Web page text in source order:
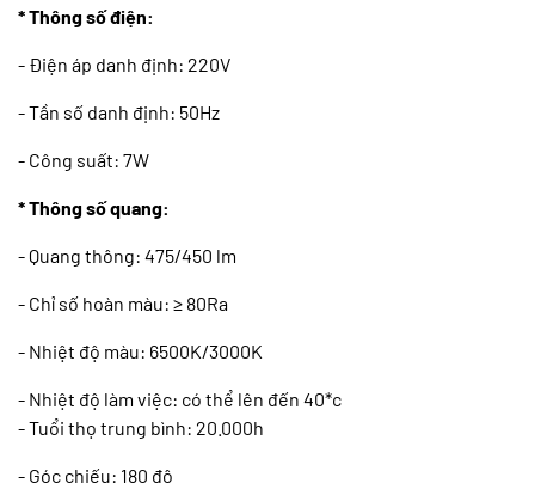
* Thông số điện:
- Điện áp danh định: 220V
- Tần số danh định: 50Hz
- Công suất: 7W
* Thông số quang:
- Quang thông: 475/450 lm
- Chỉ số hoàn màu: ≥ 80Ra
- Nhiệt độ màu: 6500K/3000K
- Nhiệt độ làm việc: có thể lên đến 40*c
- Tuổi thọ trung bình: 20.000h
- Góc chiếu: 180 độ